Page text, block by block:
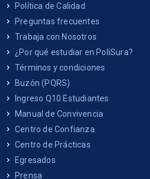
Política de Calidad
Preguntas frecuentes
Trabaja con Nosotros
¿Por qué estudiar en PoliSura?
Términos y condiciones
Buzón (PQRS)
Ingreso Q10 Estudiantes
Manual de Convivencia
Centro de Confianza
Centro de Prácticas
Egresados
Prensa